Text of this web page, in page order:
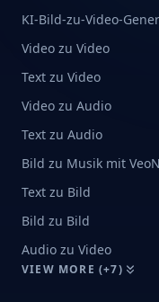
KI-Bild-zu-Video-
Video zu Video
Text zu Video
Video zu Audio
Text zu Audio
Bild zu Musik mit
Text zu Bild
Bild zu Bild
Audio zu Video
VIEW MORE (+7)